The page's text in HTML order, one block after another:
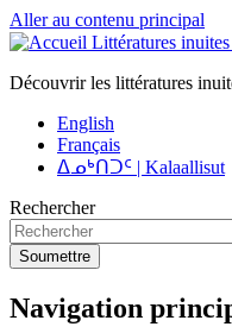
Aller au contenu principal
Littératures
Découvrir les littératures
English
Français
ᐃᓄᒃᑎᑐᑦ | Kalaallisut
Rechercher
Soumettre
Navigation